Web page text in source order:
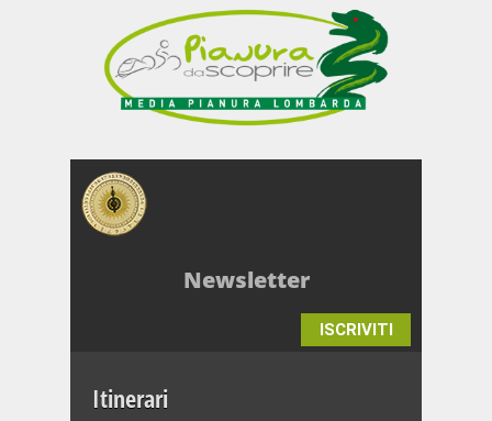
Newsletter
ISCRIVITI
Itinerari